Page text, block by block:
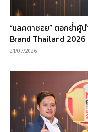
“แลคตาซอย” ตอกย้ำผู้น
Brand Thailand 2026
21/07/2026